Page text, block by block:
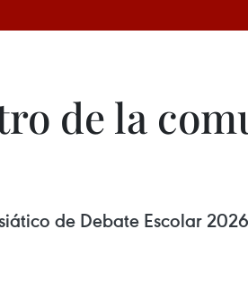
de la
de Debate Escolar